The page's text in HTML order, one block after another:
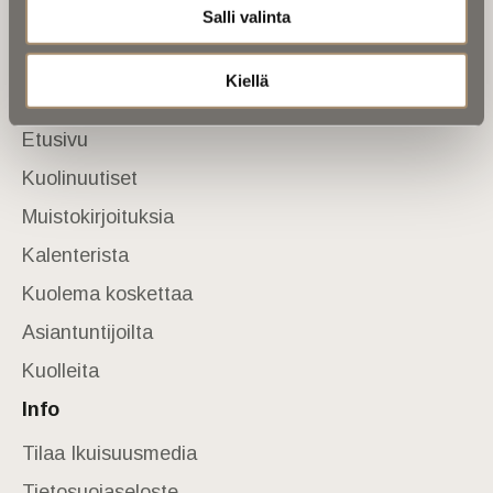
Salli valinta
Kiellä
Anna palautetta
Etusivu
Kuolinuutiset
Muistokirjoituksia
Kalenterista
Kuolema koskettaa
Asiantuntijoilta
Kuolleita
Info
Tilaa Ikuisuusmedia